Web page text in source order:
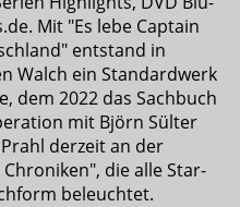
Mit "Es lebe Captain
entstand in
Walch ein Standardwerk
dem 2022 das Sachbuch
mit Björn Sülter
derzeit an der
die alle Star-
beleuchtet.